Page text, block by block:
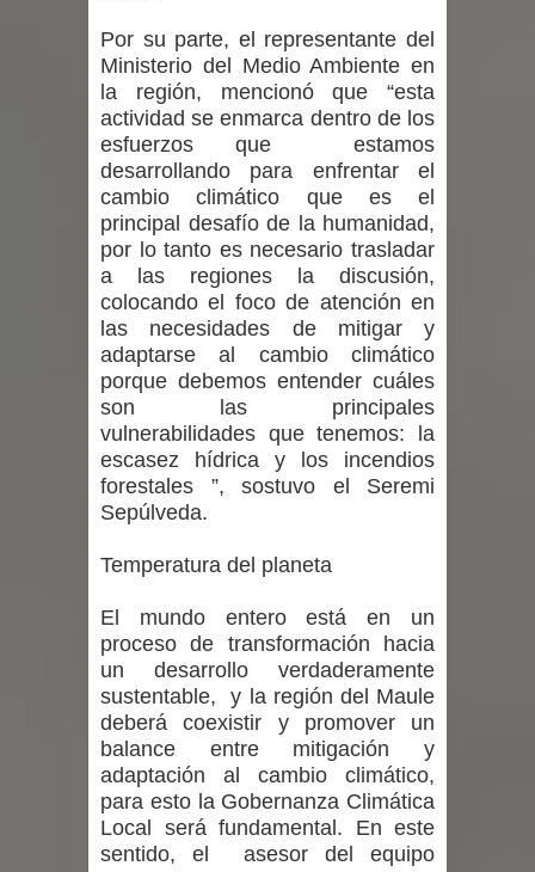
Miles llegan a la Plaza de Armas de
Talca en el inicio de la Fiesta del
Chancho 2026
Por su parte, el representante del
Ministerio del Medio Ambiente en
la región, mencionó que “esta
actividad se enmarca dentro de los
esfuerzos que estamos
desarrollando para enfrentar el
cambio climático que es el
principal desafío de la humanidad,
por lo tanto es necesario trasladar
a las regiones la discusión,
colocando el foco de atención en
las necesidades de mitigar y
adaptarse al cambio climático
porque debemos entender cuáles
son las principales
vulnerabilidades que tenemos: la
escasez hídrica y los incendios
forestales ”, sostuvo el Seremi
Sepúlveda.
Temperatura del planeta
El mundo entero está en un
proceso de transformación hacia
un desarrollo verdaderamente
sustentable, y la región del Maule
deberá coexistir y promover un
balance entre mitigación y
adaptación al cambio climático,
para esto la Gobernanza Climática
Local será fundamental. En este
sentido, el asesor del equipo